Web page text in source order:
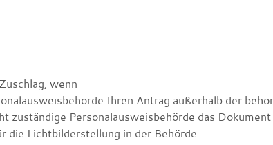
wenn
Ihren Antrag außerhalb der
zuständige Personalausweisbehörde das
die Lichtbilderstellung in der Behörde